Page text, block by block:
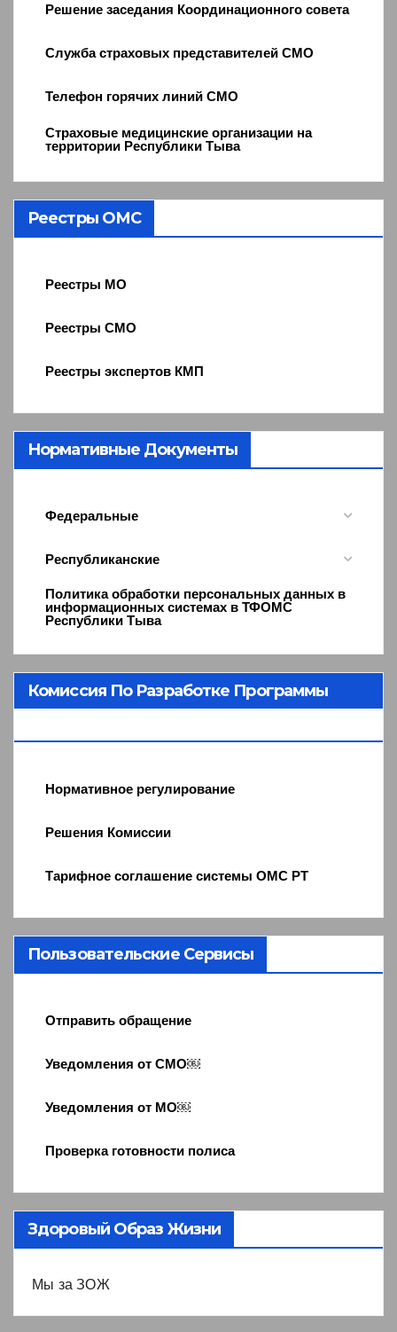
Решение заседания Координационного совета
Служба страховых представителей СМО
Телефон горячих линий СМО
Страховые медицинские организации на
территории Республики Тыва
Реестры ОМС
Реестры МО
Реестры СМО
Реестры экспертов КМП
Нормативные Документы
Федеральные
Республиканские
Политика обработки персональных данных в
информационных системах в ТФОМС
Республики Тыва
Комиссия По Разработке Программы
Нормативное регулирование
Решения Комиссии
Тарифное соглашение системы ОМС РТ
Пользовательские Сервисы
Отправить обращение
Уведомления от СМО￼
Уведомления от МО￼
Проверка готовности полиса
Здоровый Образ Жизни
Мы за ЗОЖ